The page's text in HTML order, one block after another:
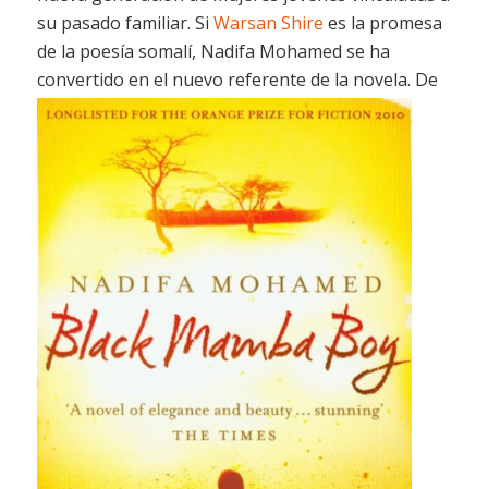
su pasado familiar. Si Warsan Shire es la promesa
de la poesía somalí, Nadifa Mohamed se ha
convertido en el nuevo referente de la novela. De